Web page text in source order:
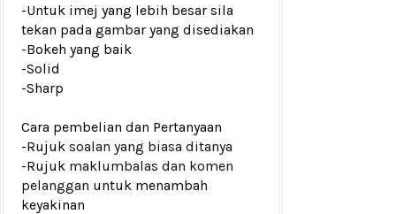
-Untuk imej yang lebih besar sila
tekan pada gambar yang disediakan
-Bokeh yang baik
-Solid
-Sharp
Cara pembelian dan Pertanyaan
-Rujuk soalan yang biasa ditanya
-Rujuk maklumbalas dan komen
pelanggan untuk menambah
keyakinan